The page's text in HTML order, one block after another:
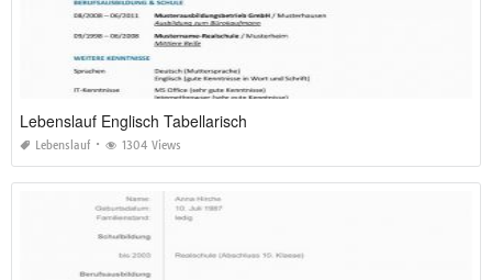
Lebenslauf Englisch Tabellarisch
Lebenslauf 1304 Views